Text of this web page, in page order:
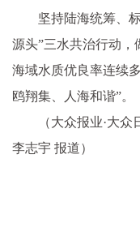
坚持陆海统筹、
源头”三水共治行动
海域水质优良率连续
鸥翔集、人海和谐”。
（大众报业·大
李志宇 报道）